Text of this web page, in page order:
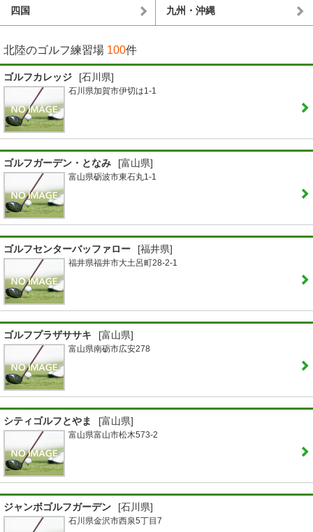
四国 九州・沖縄
北陸のゴルフ練習場 100件
ゴルフカレッジ [石川県]
石川県加賀市伊切は1-1
ゴルフガーデン・となみ [富山県]
富山県砺波市東石丸1-1
ゴルフセンターバッファロー [福井県]
福井県福井市大土呂町28-2-1
ゴルフプラザササキ [富山県]
富山県南砺市広安278
シティゴルフとやま [富山県]
富山県富山市松木573-2
ジャンボゴルフガーデン [石川県]
石川県金沢市西泉5丁目7